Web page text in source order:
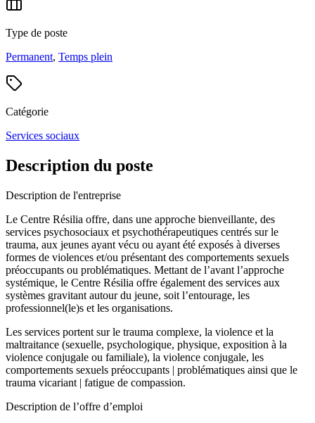
Type de poste
Permanent, Temps plein
Catégorie
Services sociaux
Description du poste
Description de l'entreprise
Le Centre Résilia offre, dans une approche bienveillante, des
services psychosociaux et psychothérapeutiques centrés sur le
trauma, aux jeunes ayant vécu ou ayant été exposés à diverses
formes de violences et/ou présentant des comportements sexuels
préoccupants ou problématiques. Mettant de l’avant l’approche
systémique, le Centre Résilia offre également des services aux
systèmes gravitant autour du jeune, soit l’entourage, les
professionnel(le)s et les organisations.
Les services portent sur le trauma complexe, la violence et la
maltraitance (sexuelle, psychologique, physique, exposition à la
violence conjugale ou familiale), la violence conjugale, les
comportements sexuels préoccupants | problématiques ainsi que le
trauma vicariant | fatigue de compassion.
Description de l’offre d’emploi